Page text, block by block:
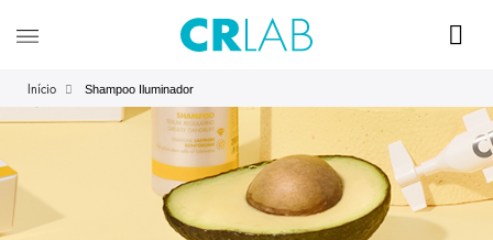
Início Shampoo Iluminador